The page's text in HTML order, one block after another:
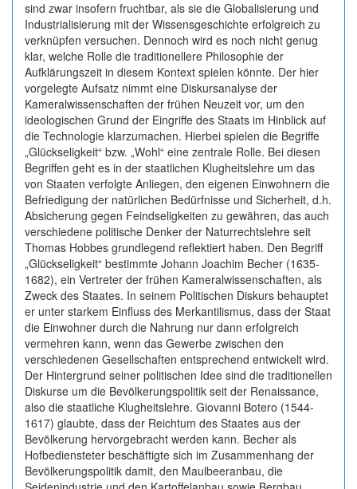
sind zwar insofern fruchtbar, als sie die Globalisierung und
Industrialisierung mit der Wissensgeschichte erfolgreich zu
verknüpfen versuchen. Dennoch wird es noch nicht genug
klar, welche Rolle die traditionellere Philosophie der
Aufklärungszeit in diesem Kontext spielen könnte. Der hier
vorgelegte Aufsatz nimmt eine Diskursanalyse der
Kameralwissenschaften der frühen Neuzeit vor, um den
ideologischen Grund der Eingriffe des Staats im Hinblick auf
die Technologie klarzumachen. Hierbei spielen die Begriffe
„Glückseligkeit“ bzw. „Wohl“ eine zentrale Rolle. Bei diesen
Begriffen geht es in der staatlichen Klugheitslehre um das
von Staaten verfolgte Anliegen, den eigenen Einwohnern die
Befriedigung der natürlichen Bedürfnisse und Sicherheit, d.h.
Absicherung gegen Feindseligkeiten zu gewähren, das auch
verschiedene politische Denker der Naturrechtslehre seit
Thomas Hobbes grundlegend reflektiert haben. Den Begriff
„Glückseligkeit“ bestimmte Johann Joachim Becher (1635-
1682), ein Vertreter der frühen Kameralwissenschaften, als
Zweck des Staates. In seinem Politischen Diskurs behauptet
er unter starkem Einfluss des Merkantilismus, dass der Staat
die Einwohner durch die Nahrung nur dann erfolgreich
vermehren kann, wenn das Gewerbe zwischen den
verschiedenen Gesellschaften entsprechend entwickelt wird.
Der Hintergrund seiner politischen Idee sind die traditionellen
Diskurse um die Bevölkerungspolitik seit der Renaissance,
also die staatliche Klugheitslehre. Giovanni Botero (1544-
1617) glaubte, dass der Reichtum des Staates aus der
Bevölkerung hervorgebracht werden kann. Becher als
Hofbediensteter beschäftigte sich im Zusammenhang der
Bevölkerungspolitik damit, den Maulbeeranbau, die